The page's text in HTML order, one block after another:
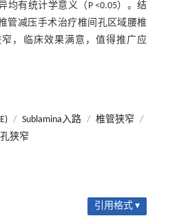
均有统计学意义（P <0.05）。结
管减压手术治疗椎间孔区域腰椎
，临床效果满意，值得推广应
/ Sublamina入路 / 椎管狭窄
/
狭窄
引用格式 ▾